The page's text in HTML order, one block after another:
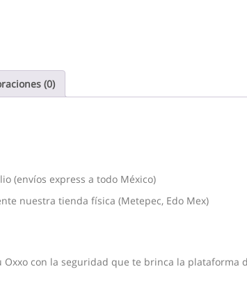
(0)
(envíos express a todo México)
nuestra tienda física (Metepec, Edo Mex)
Oxxo con la seguridad que te brinca la plataforma